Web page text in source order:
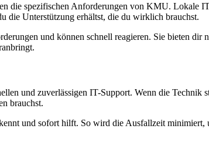
die spezifischen Anforderungen von KMU. Lokale
die Unterstützung erhältst, die du wirklich brauchst.
und können schnell reagieren. Sie bieten
und zuverlässigen IT-Support. Wenn die
brauchst.
und sofort hilft. So wird die Ausfallzeit